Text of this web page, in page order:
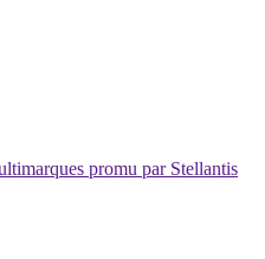
promu par Stellantis